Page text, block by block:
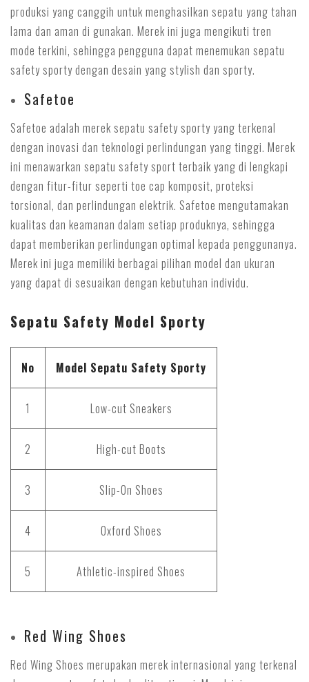
produksi yang canggih untuk menghasilkan sepatu yang tahan
lama dan aman di gunakan. Merek ini juga mengikuti tren
mode terkini, sehingga pengguna dapat menemukan sepatu
safety sporty dengan desain yang stylish dan sporty.
Safetoe
Safetoe adalah merek sepatu safety sporty yang terkenal
dengan inovasi dan teknologi perlindungan yang tinggi. Merek
ini menawarkan sepatu safety sport terbaik yang di lengkapi
dengan fitur-fitur seperti toe cap komposit, proteksi
torsional, dan perlindungan elektrik. Safetoe mengutamakan
kualitas dan keamanan dalam setiap produknya, sehingga
dapat memberikan perlindungan optimal kepada penggunanya.
Merek ini juga memiliki berbagai pilihan model dan ukuran
yang dapat di sesuaikan dengan kebutuhan individu.
Sepatu Safety Model Sporty
No Model Sepatu Safety Sporty
1 Low-cut Sneakers
2 High-cut Boots
3 Slip-On Shoes
4 Oxford Shoes
5 Athletic-inspired Shoes
Red Wing Shoes
Red Wing Shoes merupakan merek internasional yang terkenal